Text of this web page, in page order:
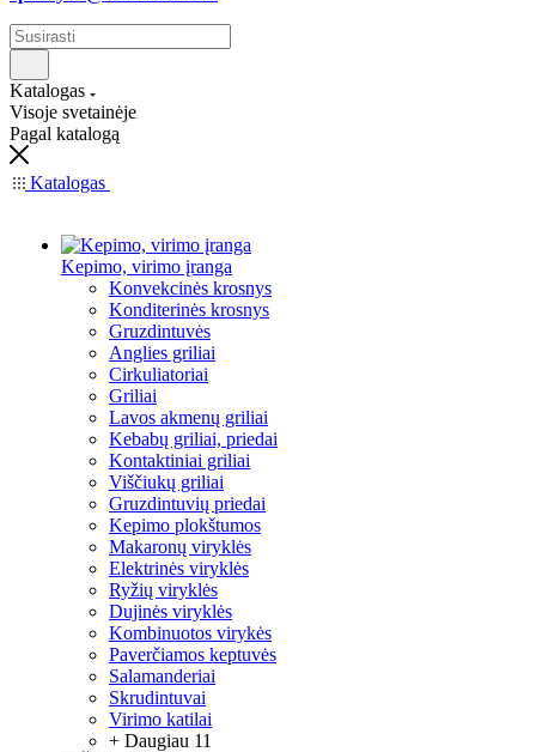
Katalogas
Visoje svetainėje
Pagal katalogą
Katalogas
Kepimo, virimo įranga
Konvekcinės krosnys
Konditerinės krosnys
Gruzdintuvės
Anglies griliai
Cirkuliatoriai
Griliai
Lavos akmenų griliai
Kebabų griliai, priedai
Kontaktiniai griliai
Viščiukų griliai
Gruzdintuvių priedai
Kepimo plokštumos
Makaronų viryklės
Elektrinės viryklės
Ryžių viryklės
Dujinės viryklės
Kombinuotos virykės
Paverčiamos keptuvės
Salamanderiai
Skrudintuvai
Virimo katilai
+ Daugiau 11